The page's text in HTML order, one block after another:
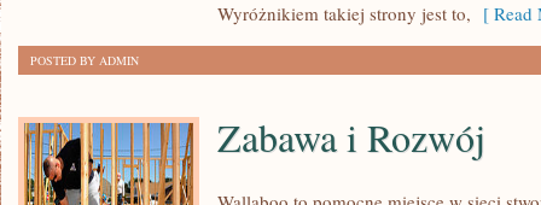
Wyróżnikiem takiej strony jest to, [ Read
POSTED BY ADMIN
Zabawa i Rozwój